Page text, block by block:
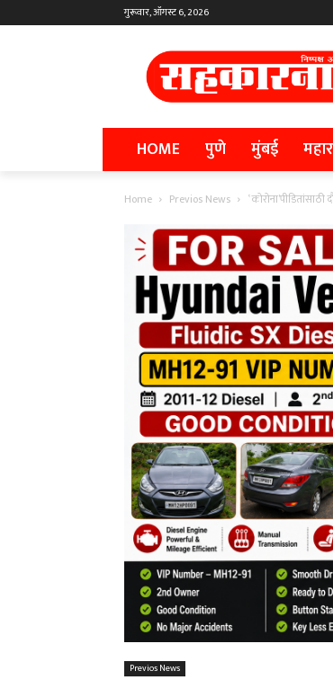
गुरूवार, ऑगस्ट 6, 2026
HOME पुणे मुंबई
Home Previos News
Previos News